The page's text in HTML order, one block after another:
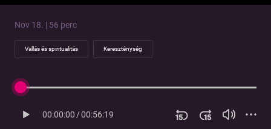
Nov 18. | 56 perc
Vallás és spiritualitás Kereszténység
00:00:00/00:56:19